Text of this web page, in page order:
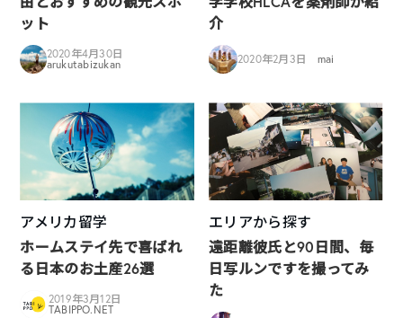
ット
2020年4月30日
arukutabizukan
介
2020年2月3日 mai
アメリカ留学
ホームステイ先で喜ばれ
る日本のお土産26選
2019年3月12日
TABIPPO.NET
エリアから探す
遠距離彼氏と90日間、毎
日写ルンですを撮ってみ
た